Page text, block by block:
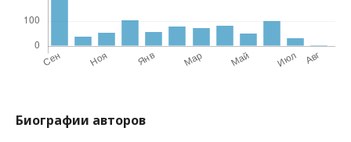
Биографии авторов